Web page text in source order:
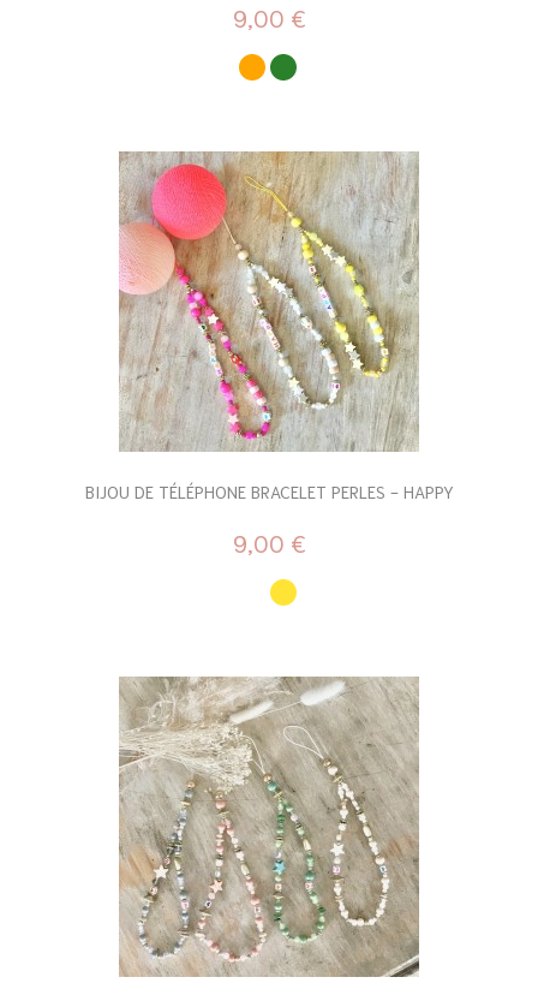
9,00 €
BIJOU DE TÉLÉPHONE BRACELET PERLES - HAPPY
9,00 €